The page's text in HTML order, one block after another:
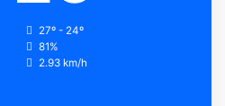
27º - 24º
81%
2.93 km/h